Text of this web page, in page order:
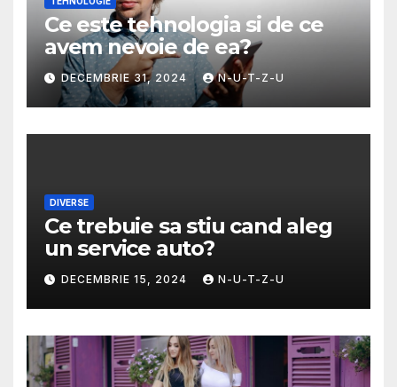
Ce este tehnologia si de ce
avem nevoie de ea?
DECEMBRIE 31, 2024 N-U-T-Z-U
DIVERSE
Ce trebuie sa stiu cand aleg
un service auto?
DECEMBRIE 15, 2024 N-U-T-Z-U